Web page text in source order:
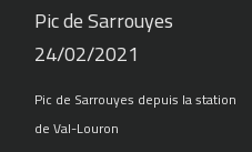
Pic de Sarrouyes
24/02/2021
Pic de Sarrouyes depuis la station
de Val-Louron